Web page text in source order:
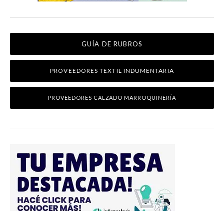
GUÍA DE RUBROS
PROVEEDORES TEXTIL INDUMENTARIA
PROVEEDORES CALZADO MARROQUINERÍA